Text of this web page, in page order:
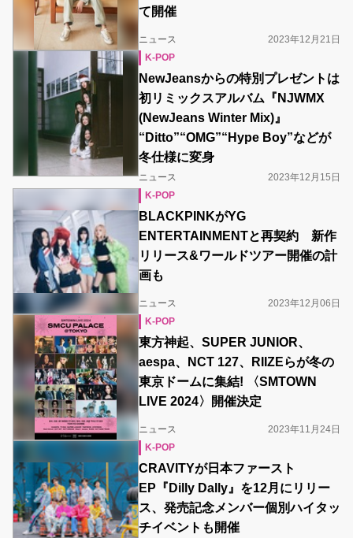
て開催
ニュース
2023年12月21日
K-POP
NewJeansからの特別プレゼントは
初リミックスアルバム『NJWMX
(NewJeans Winter Mix)』
“Ditto”“OMG”“Hype Boy”などが
冬仕様に変身
ニュース
2023年12月15日
K-POP
BLACKPINKがYG
ENTERTAINMENTと再契約 新作
リリース&ワールドツアー開催の計
画も
ニュース
2023年12月06日
K-POP
東方神起、SUPER JUNIOR、
aespa、NCT 127、RIIZEらが冬の
東京ドームに集結! 〈SMTOWN
LIVE 2024〉開催決定
ニュース
2023年11月24日
K-POP
CRAVITYが日本ファースト
EP『Dilly Dally』を12月にリリー
ス、発売記念メンバー個別ハイタッ
チイベントも開催